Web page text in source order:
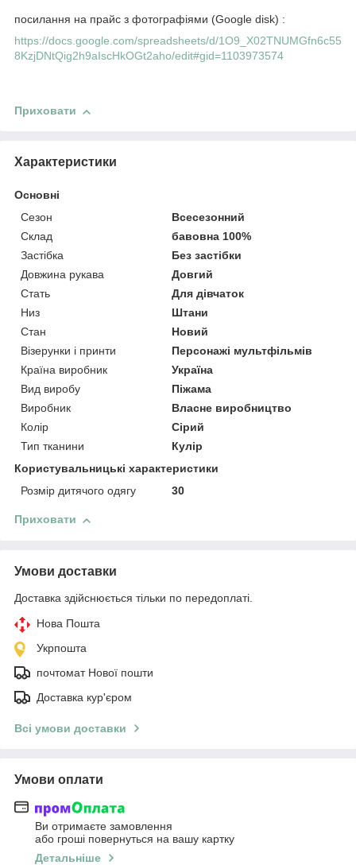
посилання на прайс з фотографіями (Google disk) :
https://docs.google.com/spreadsheets/d/1O9_X02TNUMGfn6c55
8KzjDNtQig2h9aIscHkOGt2aho/edit#gid=1103973574
Приховати
Характеристики
Основні
Сезон
Всесезонний
Склад
бавовна 100%
Застібка
Без застібки
Довжина рукава
Довгий
Стать
Для дівчаток
Низ
Штани
Стан
Новий
Візерунки і принти
Персонажі мультфільмів
Країна виробник
Україна
Вид виробу
Піжама
Виробник
Власне виробництво
Колір
Сірий
Тип тканини
Кулір
Користувальницькі характеристики
Розмір дитячого одягу
30
Приховати
Умови доставки
Доставка здійснюється тільки по передоплаті.
Нова Пошта
Укрпошта
почтомат Нової пошти
Доставка кур'єром
Всі умови доставки
Умови оплати
Ви отримаєте замовлення
або гроші повернуться на вашу картку
Детальніше